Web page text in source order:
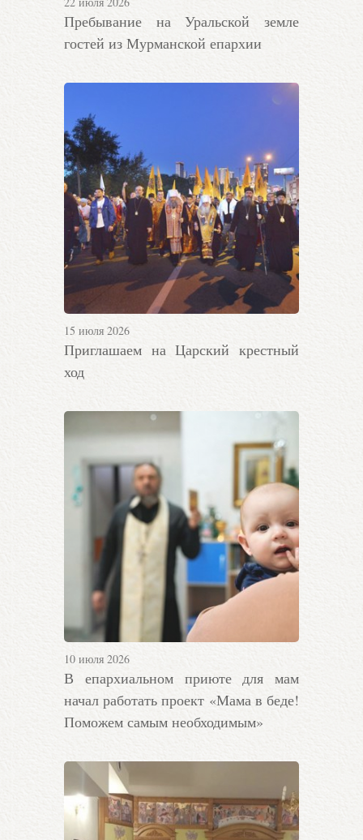
Пребывание на Уральской земле
гостей из Мурманской епархии
15 июля 2026
Приглашаем на Царский крестный
ход
10 июля 2026
В епархиальном приюте для мам
начал работать проект «Мама в беде!
Поможем самым необходимым»